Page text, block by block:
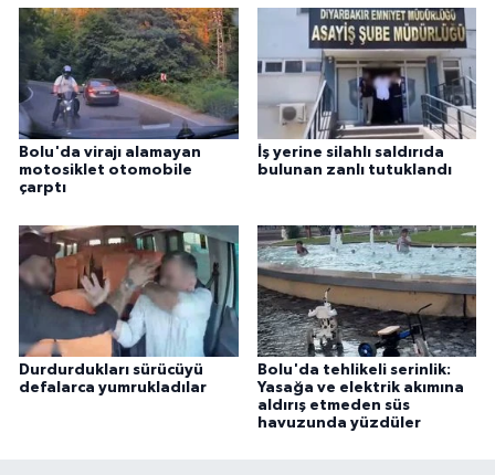
Bolu'da virajı alamayan
motosiklet otomobile
çarptı
İş yerine silahlı saldırıda
bulunan zanlı tutuklandı
Durdurdukları sürücüyü
defalarca yumrukladılar
Bolu'da tehlikeli serinlik:
Yasağa ve elektrik akımına
aldırış etmeden süs
havuzunda yüzdüler